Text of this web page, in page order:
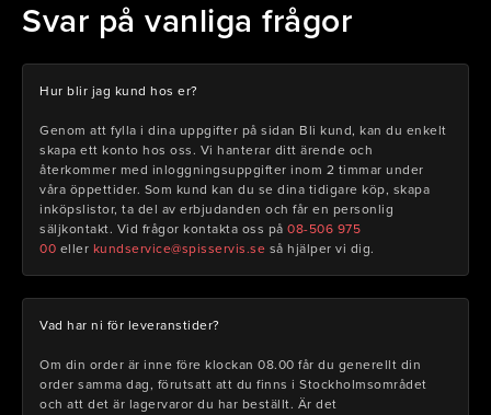
Svar på vanliga frågor
Hur blir jag kund hos er?
Genom att fylla i dina uppgifter på sidan Bli kund, kan du enkelt
skapa ett konto hos oss. Vi hanterar ditt ärende och
återkommer med inloggningsuppgifter inom 2 timmar under
våra öppettider. Som kund kan du se dina tidigare köp, skapa
inköpslistor, ta del av erbjudanden och får en personlig
säljkontakt. Vid frågor kontakta oss på 08-506 975
00 eller kundservice@spisservis.se så hjälper vi dig.
Vad har ni för leveranstider?
Om din order är inne före klockan 08.00 får du generellt din
order samma dag, förutsatt att du finns i Stockholmsområdet
och att det är lagervaror du har beställt. Är det